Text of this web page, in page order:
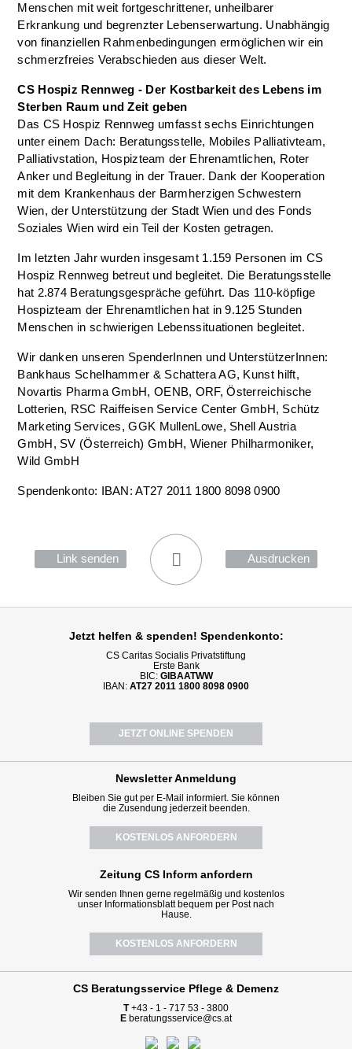
Menschen mit weit fortgeschrittener, unheilbarer
Erkrankung und begrenzter Lebenserwartung. Unabhängig
von finanziellen Rahmenbedingungen ermöglichen wir ein
schmerzfreies Verabschieden aus dieser Welt.
CS Hospiz Rennweg - Der Kostbarkeit des Lebens im
Sterben Raum und Zeit geben
Das CS Hospiz Rennweg umfasst sechs Einrichtungen
unter einem Dach: Beratungsstelle, Mobiles Palliativteam,
Palliativstation, Hospizteam der Ehrenamtlichen, Roter
Anker und Begleitung in der Trauer. Dank der Kooperation
mit dem Krankenhaus der Barmherzigen Schwestern
Wien, der Unterstützung der Stadt Wien und des Fonds
Soziales Wien wird ein Teil der Kosten getragen.
Im letzten Jahr wurden insgesamt 1.159 Personen im CS
Hospiz Rennweg betreut und begleitet. Die Beratungsstelle
hat 2.874 Beratungsgespräche geführt. Das 110-köpfige
Hospizteam der Ehrenamtlichen hat in 9.125 Stunden
Menschen in schwierigen Lebenssituationen begleitet.
Wir danken unseren SpenderInnen und UnterstützerInnen:
Bankhaus Schelhammer & Schattera AG, Kunst hilft,
Novartis Pharma GmbH, OENB, ORF, Österreichische
Lotterien, RSC Raiffeisen Service Center GmbH, Schütz
Marketing Services, GGK MullenLowe, Shell Austria
GmbH, SV (Österreich) GmbH, Wiener Philharmoniker,
Wild GmbH
Spendenkonto: IBAN: AT27 2011 1800 8098 0900
Link senden Ausdrucken
Jetzt helfen & spenden! Spendenkonto:
CS Caritas Socialis Privatstiftung
Erste Bank
BIC: GIBAATWW
IBAN: AT27 2011 1800 8098 0900
JETZT ONLINE SPENDEN
NewsletterAnmeldung
Bleiben Sie gut per E-Mail informiert. Sie können
die Zusendung jederzeit beenden.
KOSTENLOS ANFORDERN
Zeitung CS Inform anfordern
Wir senden Ihnen gerne regelmäßig und kostenlos
unser Informationsblatt bequem per Post nach
Hause.
KOSTENLOS ANFORDERN
CS Beratungsservice Pflege & Demenz
T+43 - 1 - 717 53 - 3800
E beratungsservice@cs.at